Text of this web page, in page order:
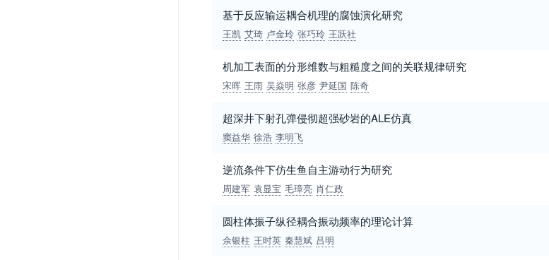
基于反应输运耦合机理的腐蚀演化研究
王凯 艾琦 卢金玲 张巧玲 王跃社
机加工表面的分形维数与粗糙度之间的关联规律研究
宋晖 王雨 吴焱明 张彦 尹延国 陈奇
超深井下射孔弹侵彻超强砂岩的ALE仿真
窦益华 徐浩 李明飞
逆流条件下仿生鱼自主游动行为研究
周建军 袁显宝 毛璋亮 肖仁政
圆柱体振子纵径耦合振动频率的理论计算
佘银柱 王时英 秦慧斌 吕明